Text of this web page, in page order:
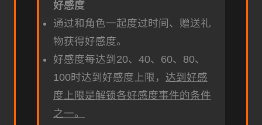
好感度
通过和角色一起度过时间、赠送礼
物获得好感度。
好感度每达到20、40、60、80、
100时达到好感度上限， 达到好感
度上限是解锁各好感度事件的条件
之一。